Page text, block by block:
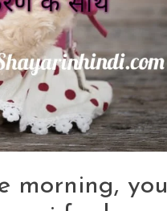
morning, you